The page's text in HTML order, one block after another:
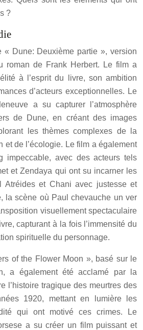
?
« Dune: Deuxième partie », version
roman de Frank Herbert. Le film a
à l’esprit du livre, son ambition
d’acteurs exceptionnelles. Le
a su capturer l’atmosphère
de Dune, en créant des images
les thèmes complexes de la
et de l’écologie. Le film a également
impeccable, avec des acteurs tels
et Zendaya qui ont su incarner les
Atréides et Chani avec justesse et
la scène où Paul chevauche un ver
visuellement spectaculaire
capturant à la fois l’immensité du
spirituelle du personnage.
of the Flower Moon », basé sur le
a également été acclamé par la
l’histoire tragique des meurtres des
1920, mettant en lumière les
qui ont motivé ces crimes. Le
a su créer un film puissant et